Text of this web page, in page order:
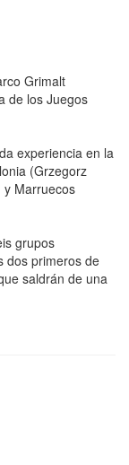
Grimalt
de los Juegos
experiencia en la
(Grzegorz
y Marruecos
grupos
dos primeros de
saldrán de una